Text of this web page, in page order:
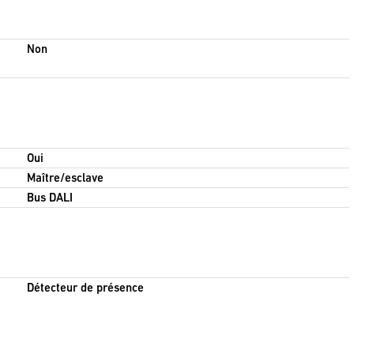
Non
Oui
Maître/esclave
Bus DALI
Détecteur de présence